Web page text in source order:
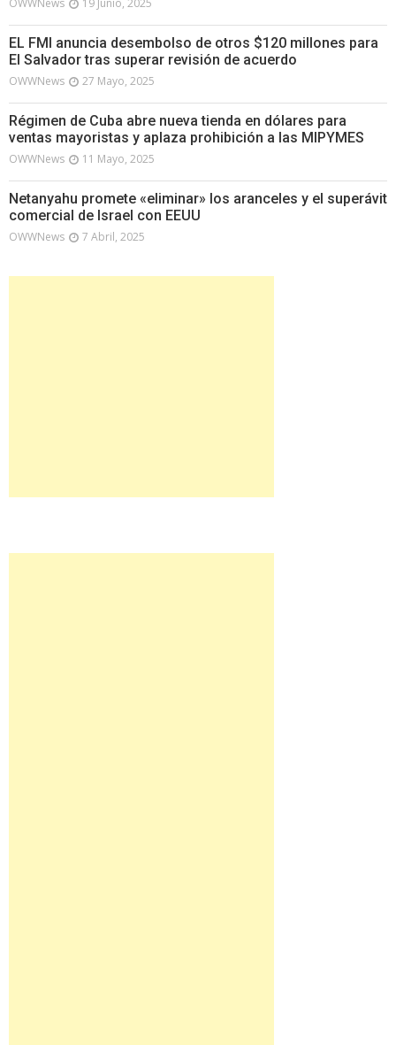
OWWNews 19 Junio, 2025
EL FMI anuncia desembolso de otros $120 millones para
El Salvador tras superar revisión de acuerdo
OWWNews 27 Mayo, 2025
Régimen de Cuba abre nueva tienda en dólares para
ventas mayoristas y aplaza prohibición a las MIPYMES
OWWNews 11 Mayo, 2025
Netanyahu promete «eliminar» los aranceles y el superávit
comercial de Israel con EEUU
OWWNews 7 Abril, 2025